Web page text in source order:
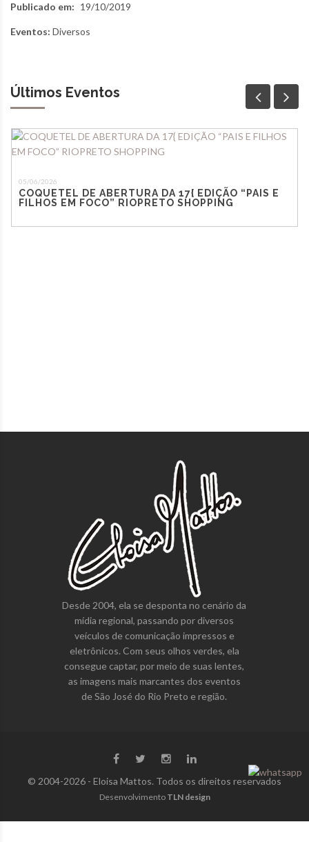
Publicado em: 19/10/2019
Eventos: Diversos
Últimos Eventos
05/06/2026
COQUETEL DE ABERTURA DA 17{ EDIÇÃO “PAIS E
FILHOS EM FOCO” RIOPRETO SHOPPING
Desde 2004, ela se desponta no cenário da
mídia regional, passando por diversos
veículos de comunicação impressos e
eletrônicos. Com seus olhos verdes, ela
consegue captar, por meio de suas lentes,
as imagens mais marcantes dos eventos
de São José do Rio Preto e região.
© 2004-2026 - Eloisa Mattos. Todos os direitos reservados
Desenvolvimento TLN design